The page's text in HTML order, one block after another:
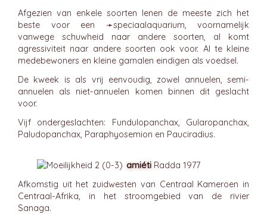
Afgezien van enkele soorten lenen de meeste zich het
beste voor een ➛speciaalaquarium, voornamelijk
vanwege schuwheid naar andere soorten, al komt
agressiviteit naar andere soorten ook voor. Al te kleine
medebewoners en kleine garnalen eindigen als voedsel.
De kweek is als vrij eenvoudig, zowel annuelen, semi-
annuelen als niet-annuelen komen binnen dit geslacht
voor.
Vijf ondergeslachten: Fundulopanchax, Gularopanchax,
Paludopanchax, Paraphyosemion en Pauciradius.
amiéti Radda 1977
Afkomstig uit het zuidwesten van Centraal Kameroen in
Centraal-Afrika, in het stroomgebied van de rivier
Sanaga.